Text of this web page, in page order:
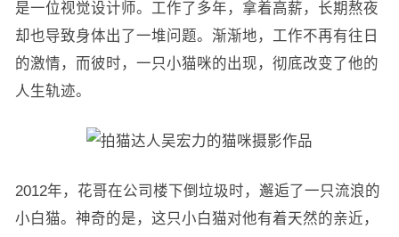
是一位视觉设计师。工作了多年，拿着高薪，长期熬夜
却也导致身体出了一堆问题。渐渐地，工作不再有往日
的激情，而彼时，一只小猫咪的出现，彻底改变了他的
人生轨迹。
2012年，花哥在公司楼下倒垃圾时，邂逅了一只流浪的
小白猫。神奇的是，这只小白猫对他有着天然的亲近，